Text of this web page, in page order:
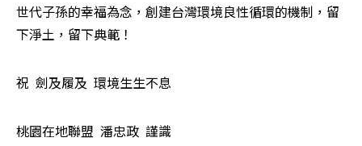
世代子孫的幸福為念，創建台灣環境良性循環的機制，留
下淨土，留下典範！
祝  劍及履及  環境生生不息
桃園在地聯盟  潘忠政  謹識